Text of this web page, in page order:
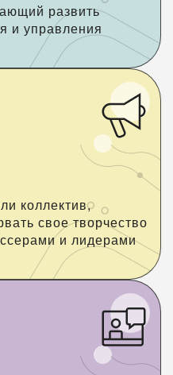
развить
и управления
коллектив,
свое творчество
и лидерами